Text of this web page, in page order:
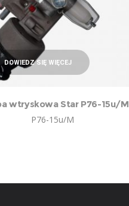
DOWIEDZ SIĘ WIĘCEJ
wtryskowa Star P76-15u/M
P76-15u/M